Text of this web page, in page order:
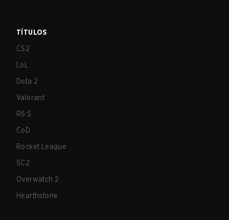
TÍTULOS
CS2
LoL
Dota 2
Valorant
R6:S
CoD
Rocket League
SC2
Overwatch 2
Hearthstone